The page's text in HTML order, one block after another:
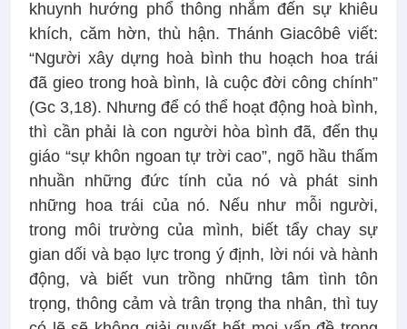
khuynh hướng phổ thông nhắm đến sự khiêu
khích, căm hờn, thù hận. Thánh Giacôbê viết:
“Người xây dựng hoà bình thu hoạch hoa trái
đã gieo trong hoà bình, là cuộc đời công chính”
(Gc 3,18). Nhưng để có thể hoạt động hoà bình,
thì cần phải là con người hòa bình đã, đến thụ
giáo “sự khôn ngoan tự trời cao”, ngõ hầu thấm
nhuần những đức tính của nó và phát sinh
những hoa trái của nó. Nếu như mỗi người,
trong môi trường của mình, biết tẩy chay sự
gian dối và bạo lực trong ý định, lời nói và hành
động, và biết vun trồng những tâm tình tôn
trọng, thông cảm và trân trọng tha nhân, thì tuy